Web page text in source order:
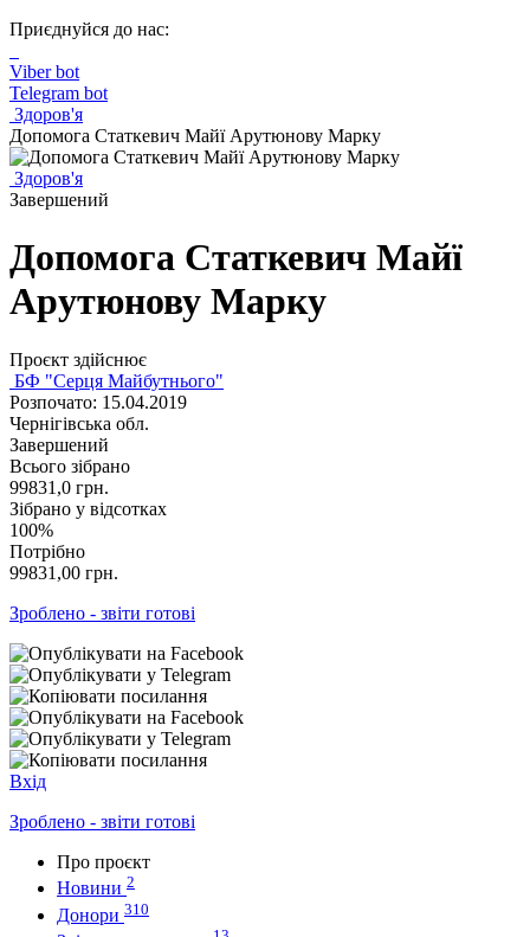
Приєднуйся до нас:
Viber bot
Telegram bot
Здоров'я
Допомога Статкевич Майї Арутюнову Марку
Здоров'я
Завершений
Допомога Статкевич Майї
Арутюнову Марку
Проєкт здійснює
БФ "Серця Майбутнього"
Розпочато: 15.04.2019
Чернігівська обл.
Завершений
Всього зібрано
99831,0 грн.
Зібрано у відсотках
100%
Потрібно
99831,00 грн.
Зроблено - звіти готові
Вхід
Зроблено - звіти готові
Про проєкт
Новини 2
Донори 310